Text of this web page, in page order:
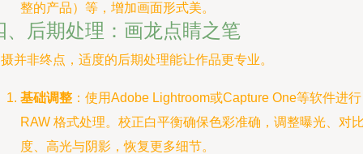
整的产品）等，增加画面形式美。
、后期处理：画龙点睛之笔
并非终点，适度的后期处理能让作品更专业。
基础调整 ：使用Adobe Lightroom或Capture One等软件进行
RAW 格式处理。校正白平衡确保色彩准确，调整曝光、对
度、高光与阴影，恢复更多细节。